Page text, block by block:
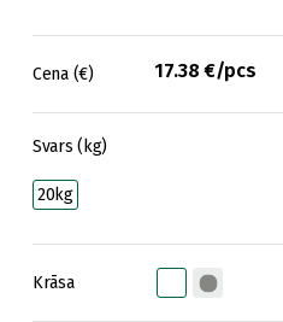
Cena (€) 17.38 €/pcs
Svars (kg)
20kg
Krāsa